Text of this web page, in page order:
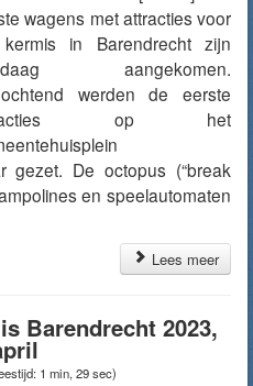
wagens met attracties voor
in Barendrecht zijn
aangekomen.
werden de eerste
op het
gezet. De octopus (“break
en speelautomaten
Lees meer
Barendrecht 2023,
1 min, 29 sec)